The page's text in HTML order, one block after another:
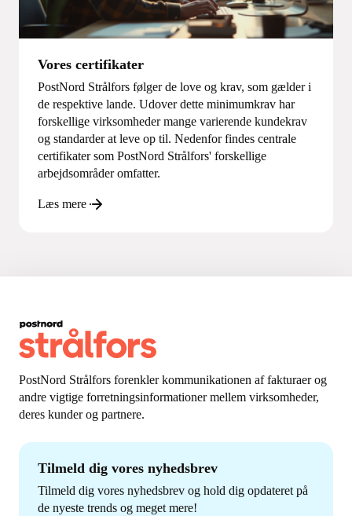
Vores certifikater
PostNord Strålfors følger de love og krav, som gælder i
de respektive lande. Udover dette minimumkrav har
forskellige virksomheder mange varierende kundekrav
og standarder at leve op til. Nedenfor findes centrale
certifikater som PostNord Strålfors' forskellige
arbejdsområder omfatter.
Læs mere
PostNord Strålfors forenkler kommunikationen af fakturaer og
andre vigtige forretningsinformationer mellem virksomheder,
deres kunder og partnere.
Tilmeld dig vores nyhedsbrev
Tilmeld dig vores nyhedsbrev og hold dig opdateret på
de nyeste trends og meget mere!